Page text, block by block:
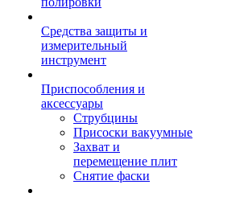
Средства защиты и
измерительный
инструмент
Приспособления и
аксессуары
Струбцины
Присоски вакуумные
Захват и
перемещение плит
Снятие фаски